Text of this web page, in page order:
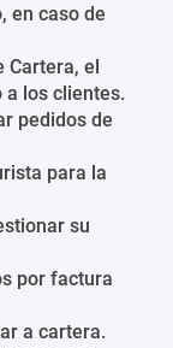
en caso de
Cartera, el
los clientes.
pedidos de
para la
su
por factura
a cartera.